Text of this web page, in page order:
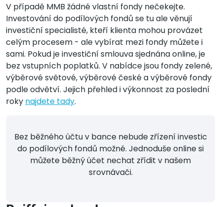
V případě MMB žádné vlastní fondy nečekejte.
Investování do podílových fondů se tu ale věnují
investiční specialisté, kteří klienta mohou provázet
celým procesem - ale vybírat mezi fondy můžete i
sami. Pokud je investiční smlouva sjednána online, je
bez vstupních poplatků. V nabídce jsou fondy zelené,
výběrové světové, výběrové české a výběrové fondy
podle odvětví. Jejich přehled i výkonnost za poslední
roky najdete tady.
Bez běžného účtu v bance nebude zřízení investic
do podílových fondů možné. Jednoduše online si
můžete běžný účet nechat zřídit v našem
srovnávači.